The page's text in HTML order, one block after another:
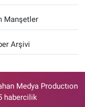
Manşetler
Arşivi
Medya Productıon
habercilik